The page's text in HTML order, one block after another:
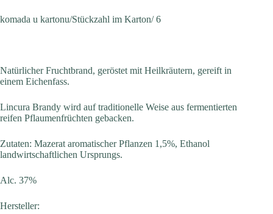
komada u kartonu/Stückzahl im Karton/ 6
Natürlicher Fruchtbrand, geröstet mit Heilkräutern, gereift in
einem Eichenfass.
Lincura Brandy wird auf traditionelle Weise aus fermentierten
reifen Pflaumenfrüchten gebacken.
Zutaten: Mazerat aromatischer Pflanzen 1,5%, Ethanol
landwirtschaftlichen Ursprungs.
Alc. 37%
Hersteller: